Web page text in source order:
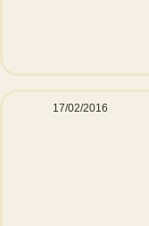
17/02/2016